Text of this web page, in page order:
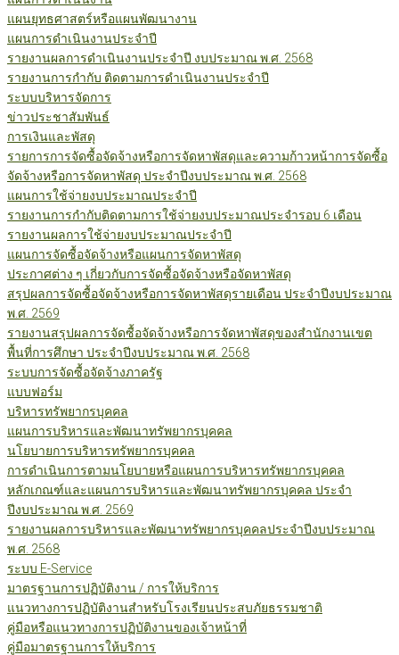
แผนยุทธศาสตร์หรือแผนพัฒนางาน
แผนการดำเนินงานประจำปี
รายงานผลการดำเนินงานประจำปี งบประมาณ พ.ศ. 2568
รายงานการกำกับ ติดตามการดำเนินงานประจำปี
ระบบบริหารจัดการ
ข่าวประชาสัมพันธ์
การเงินและพัสดุ
รายการการจัดซื้อจัดจ้างหรือการจัดหาพัสดุและความก้าวหน้าการจัดซื้อ
จัดจ้างหรือการจัดหาพัสดุ ประจำปีงบประมาณ พ.ศ. 2568
แผนการใช้จ่ายงบประมาณประจำปี
รายงานการกำกับติดตามการใช้จ่ายงบประมาณประจำรอบ 6 เดือน
รายงานผลการใช้จ่ายงบประมาณประจำปี
แผนการจัดซื้อจัดจ้างหรือแผนการจัดหาพัสดุ
ประกาศต่าง ๆ เกี่ยวกับการจัดซื้อจัดจ้างหรือจัดหาพัสดุ
สรุปผลการจัดซื้อจัดจ้างหรือการจัดหาพัสดุรายเดือน ประจำปีงบประมาณ
พ.ศ. 2569
รายงานสรุปผลการจัดซื้อจัดจ้างหรือการจัดหาพัสดุของสำนักงานเขต
พื้นที่การศึกษา ประจำปีงบประมาณ พ.ศ. 2568
ระบบการจัดซื้อจัดจ้างภาครัฐ
แบบฟอร์ม
บริหารทรัพยากรบุคคล
แผนการบริหารและพัฒนาทรัพยากรบุคคล
นโยบายการบริหารทรัพยากรบุคคล
การดำเนินการตามนโยบายหรือแผนการบริหารทรัพยากรบุคคล
หลักเกณฑ์และแผนการบริหารและพัฒนาทรัพยากรบุคคล ประจำ
ปีงบประมาณ พ.ศ. 2569
รายงานผลการบริหารและพัฒนาทรัพยากรบุคคลประจำปีงบประมาณ
พ.ศ. 2568
ระบบ E-Service
มาตรฐานการปฏิบัติงาน / การให้บริการ
แนวทางการปฏิบัติงานสำหรับโรงเรียนประสบภัยธรรมชาติ
คู่มือหรือแนวทางการปฏิบัติงานของเจ้าหน้าที่
คู่มือมาตรฐานการให้บริการ